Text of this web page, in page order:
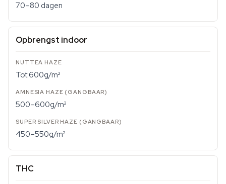
70–80 dagen
Opbrengst indoor
Tot 600g/m²
500–600g/m²
450–550g/m²
THC